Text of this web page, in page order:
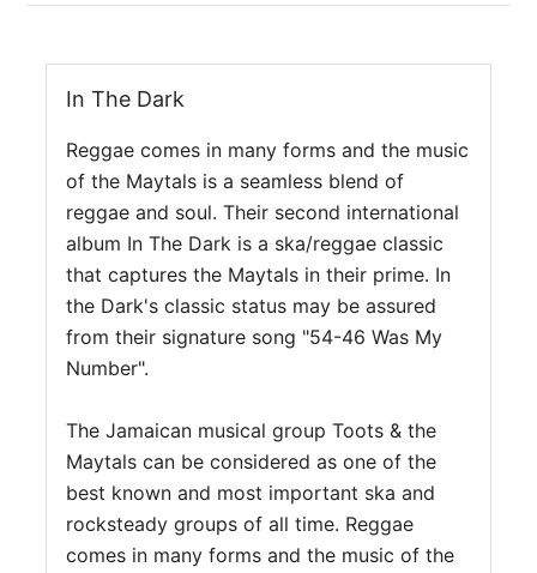
In The Dark
Reggae comes in many forms and the music
of the Maytals is a seamless blend of
reggae and soul. Their second international
album In The Dark is a ska/reggae classic
that captures the Maytals in their prime. In
the Dark's classic status may be assured
from their signature song "54-46 Was My
Number".
The Jamaican musical group Toots & the
Maytals can be considered as one of the
best known and most important ska and
rocksteady groups of all time. Reggae
comes in many forms and the music of the